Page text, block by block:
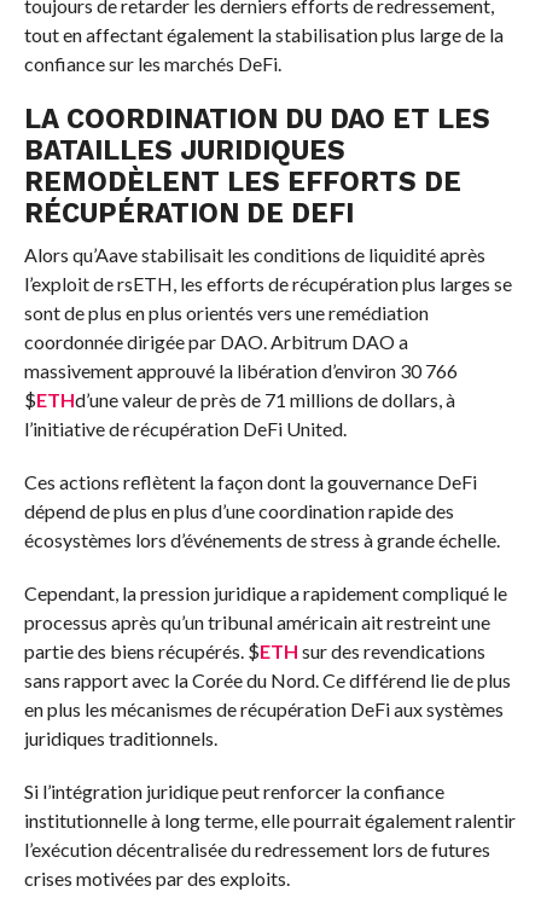
toujours de retarder les derniers efforts de redressement,
tout en affectant également la stabilisation plus large de la
confiance sur les marchés DeFi.
LA COORDINATION DU DAO ET LES
BATAILLES JURIDIQUES
REMODÈLENT LES EFFORTS DE
RÉCUPÉRATION DE DEFI
Alors qu’Aave stabilisait les conditions de liquidité après
l’exploit de rsETH, les efforts de récupération plus larges se
sont de plus en plus orientés vers une remédiation
coordonnée dirigée par DAO. Arbitrum DAO a
massivement approuvé la libération d’environ 30 766
$ETHd’une valeur de près de 71 millions de dollars, à
l’initiative de récupération DeFi United.
Ces actions reflètent la façon dont la gouvernance DeFi
dépend de plus en plus d’une coordination rapide des
écosystèmes lors d’événements de stress à grande échelle.
Cependant, la pression juridique a rapidement compliqué le
processus après qu’un tribunal américain ait restreint une
partie des biens récupérés. $ETH sur des revendications
sans rapport avec la Corée du Nord. Ce différend lie de plus
en plus les mécanismes de récupération DeFi aux systèmes
juridiques traditionnels.
Si l’intégration juridique peut renforcer la confiance
institutionnelle à long terme, elle pourrait également ralentir
l’exécution décentralisée du redressement lors de futures
crises motivées par des exploits.